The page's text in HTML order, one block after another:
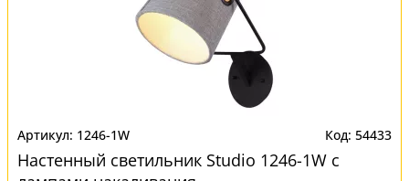
1246-1W 54433
Настенный светильник Studio 1246-1W с